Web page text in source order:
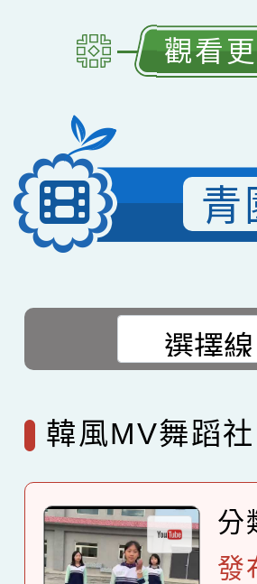
觀看
選擇後頁面內
韓風MV舞蹈社
分
發